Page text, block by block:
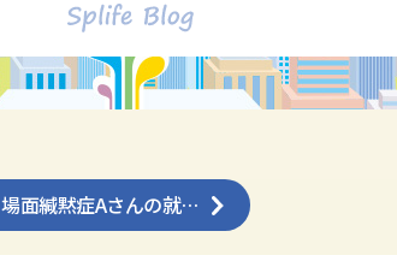
知的障害者の雇用事例
大牟田セ
場面緘黙症Aさんの就…